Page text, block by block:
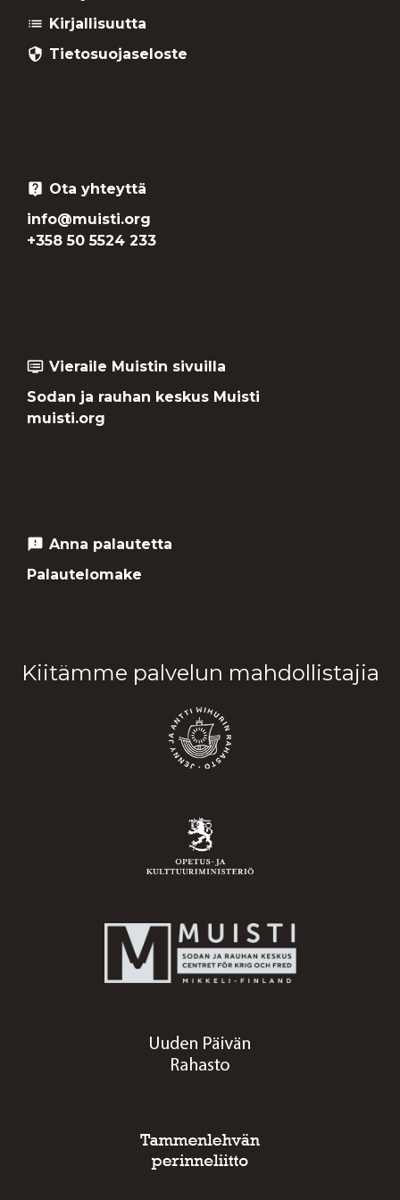
list Kirjallisuutta
security Tietosuojaseloste
live_help Ota yhteyttä
info@muisti.org
+358 50 5524 233
dvr Vieraile Muistin sivuilla
Sodan ja rauhan keskus Muisti
muisti.org
feedback Anna palautetta
Palautelomake
Kiitämme palvelun mahdollistajia